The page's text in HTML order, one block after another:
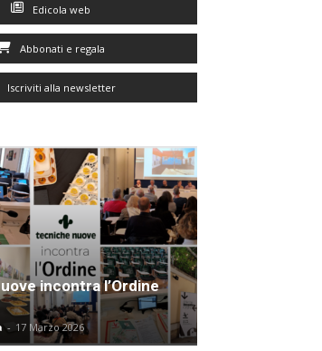
Edicola web
Abbonati e regala
Iscriviti alla newsletter
incontra l’Ordine
- 17 Marzo 2026